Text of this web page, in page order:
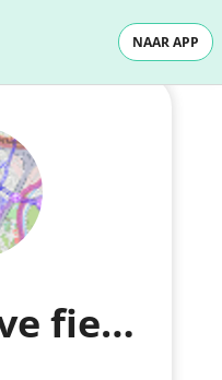
NAAR APP
Recreatieve fietsroutes van OSM